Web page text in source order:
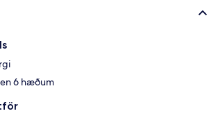
en 6 hæðum